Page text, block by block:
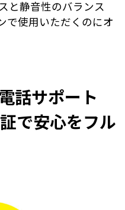
と静音性のバランス
で使用いただくのにオ
話サポート
で安心をフル